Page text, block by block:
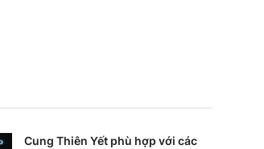
Cung Thiên Yết phù hợp với các